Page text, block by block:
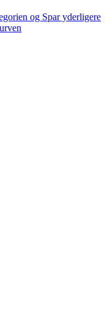
og Spar yderligere